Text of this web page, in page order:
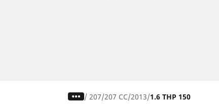
/ 207 207 CC 2013 1.6 THP 150